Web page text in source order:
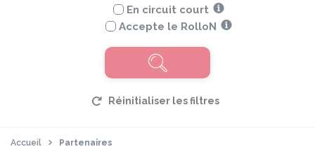
En circuit court
Accepte le RolloN
Accueil Partenaires